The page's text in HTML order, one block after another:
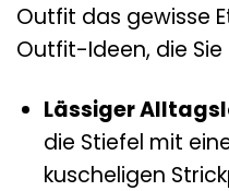
Outfit das gewisse
Outfit-Ideen, die Sie
Lässiger
die Stiefel mit
kuscheligen